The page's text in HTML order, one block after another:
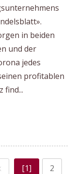
in beiden
und der
jedes
profitablen
find...
[1] 2